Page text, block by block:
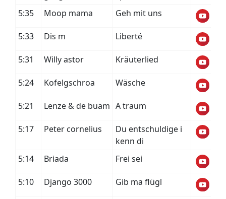
5:35
Moop mama Geh mit uns
5:33 Dis m Liberté
5:31 Willy astor Kräuterlied
5:24 Kofelgschroa Wäsche
5:21 Lenze & de buam A traum
5:17 Peter cornelius
Du entschuldige i
kenn di
5:14
Briada Frei sei
5:10 Django 3000 Gib ma flügl